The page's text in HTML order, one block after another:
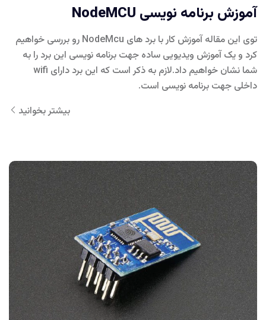
آموزش برنامه نویسی NodeMCU
توی این مقاله آموزش کار با برد های NodeMcu رو بررسی خواهیم
کرد و یک آموزش ویدیویی ساده جهت برنامه نویسی این برد را به
شما نشان خواهیم داد.لازم به ذکر است که این برد دارای wifi
داخلی جهت برنامه نویسی است.
بیشتر بخوانید